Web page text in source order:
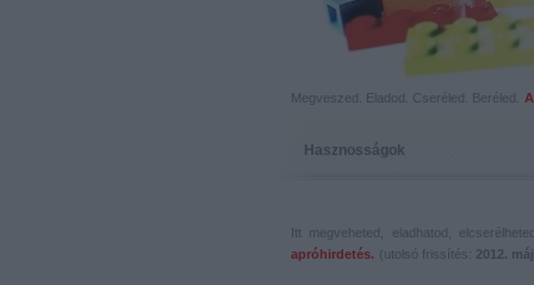
Megveszed. Eladod. Cseréled. Beréled.
Hasznosságok
Itt megveheted, eladhatod,
apróhirdetés. (utolsó frissítés: 2012.